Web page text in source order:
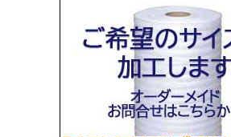
2024.2.27
全国へ確実・迅速に納品...
2024.2.27
オンラインショップを開設いたしました。...